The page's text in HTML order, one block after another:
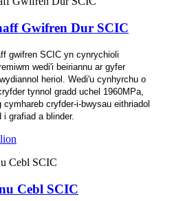
Gwifren Dur SCIC
gwifren SCIC yn cynrychioli
wedi'i beiriannu ar gyfer
heriol. Wedi'u cynhyrchu o
tynnol gradd uchel 1960MPa,
cryfder-i-bwysau eithriadol
i grafiad a blinder.
Cebl SCIC